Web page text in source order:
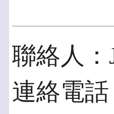
聯絡人：
連絡電話